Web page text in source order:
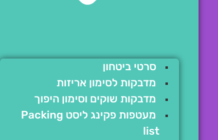
סרטי ביטחון
מדבקות לסימון אריזות
מדבקות שוקים וסימון היפוך
מעטפות פקינג ליסט Packing
list